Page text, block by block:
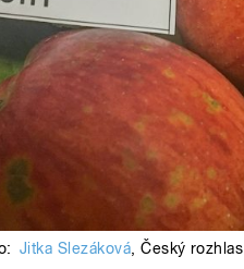
Jitka Slezáková,Český rozhlas